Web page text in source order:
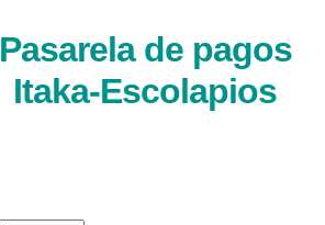
Pasarela de pagos
Itaka-Escolapios